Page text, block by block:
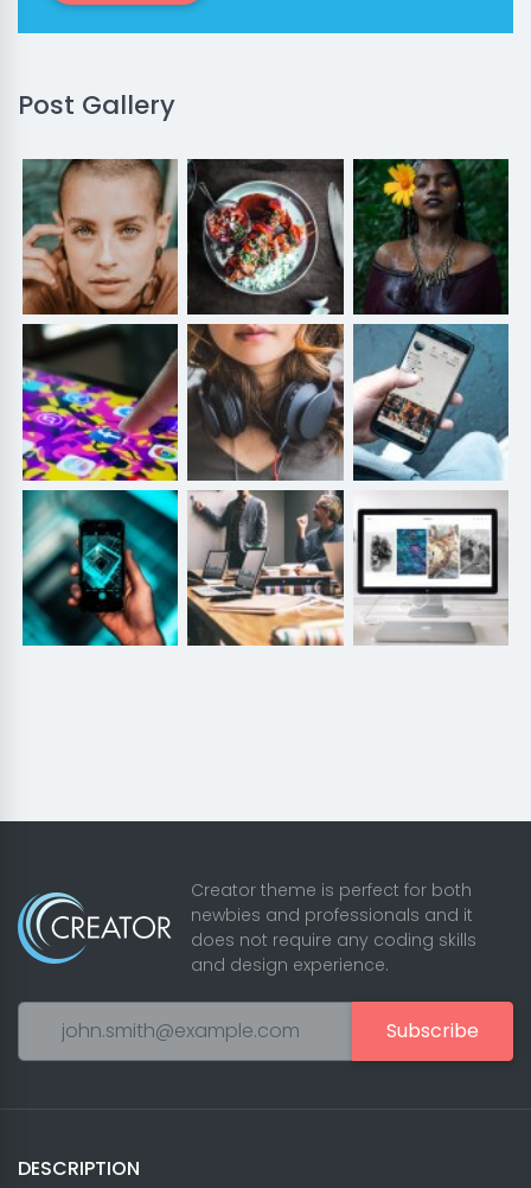
Post Gallery
Creator theme is perfect for both
newbies and professionals and it
does not require any coding skills
and design experience.
Subscribe
DESCRIPTION